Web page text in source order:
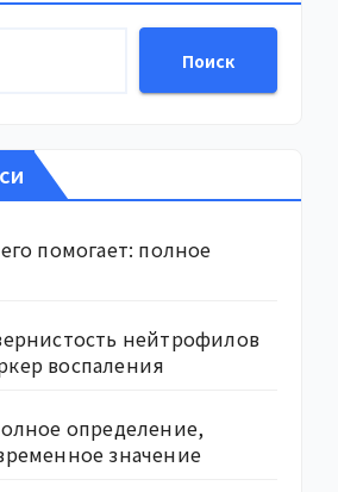
Поиск
помогает: полное
нейтрофилов
воспаления
определение,
значение